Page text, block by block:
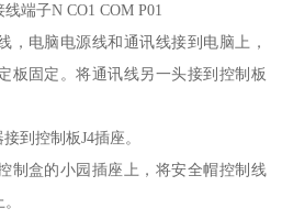
端子N CO1 COM P01
，电脑电源线和通讯线接到电脑上，
板固定。将通讯线另一头接到控制板
到控制板J4插座。
制盒的小园插座上，将安全帽控制线